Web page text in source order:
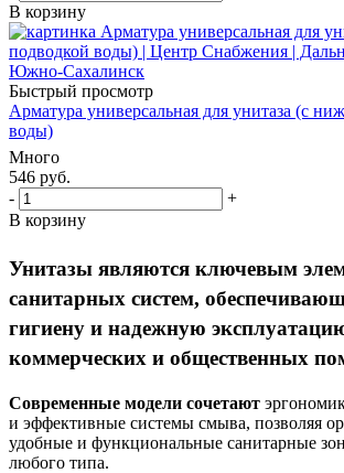
В корзину
Быстрый просмотр
Арматура универсальная для унитаза (с
воды)
Много
546 руб.
-
+
В корзину
Унитазы являются ключевым
санитарных систем,
гигиену и надежную
коммерческих и общественных
Современные модели сочетают
и эффективные системы смыва, позволяя
удобные и функциональные санитарные
любого типа.